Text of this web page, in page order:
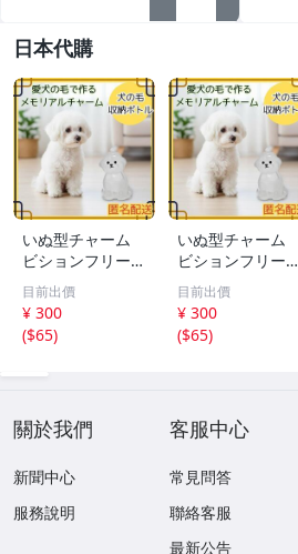
日本代購
いぬ型チャーム
ビションフリーゼ
アクセサリー キ
ーホルダー ペア
思い出
目前出價
¥ 300
($65)
いぬ型チャーム
ビションフリーゼ
アクセサリー キ
ーホルダー ペア
思い出
目前出價
¥ 300
($65)
關於我們
新聞中心
服務說明
客服中心
常見問答
聯絡客服
最新公告